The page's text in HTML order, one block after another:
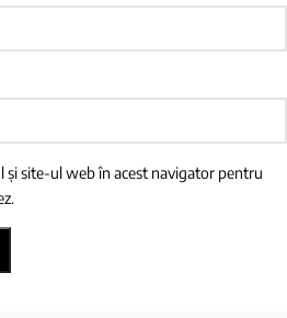
și site-ul web în acest navigator pentru